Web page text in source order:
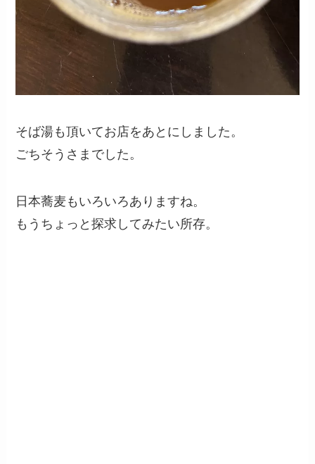
そば湯も頂いてお店をあとにしました。
ごちそうさまでした。
日本蕎麦もいろいろありますね。
もうちょっと探求してみたい所存。